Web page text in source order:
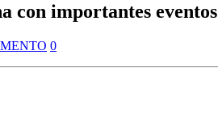
con importantes eventos
0